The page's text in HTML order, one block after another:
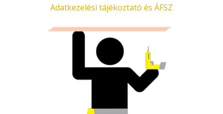
Adatkezelési tájékoztató és ÁFSZ